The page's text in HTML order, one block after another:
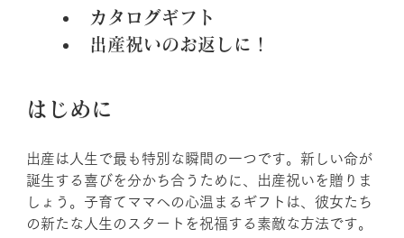
カタログギフト
出産祝いのお返しに！
はじめに
出産は人生で最も特別な瞬間の一つです。新しい命が
誕生する喜びを分かち合うために、出産祝いを贈りま
しょう。子育てママへの心温まるギフトは、彼女たち
の新たな人生のスタートを祝福する素敵な方法です。